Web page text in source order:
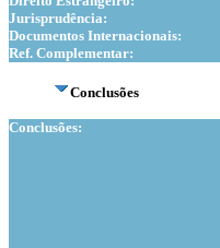
Jurisprudência:
Documentos Internacionais:
Ref. Complementar:
Conclusões
Conclusões: